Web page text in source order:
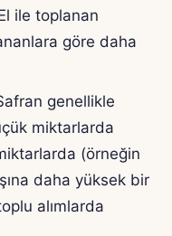
ile toplanan
göre daha
genellikle
miktarlarda
(örneğin
daha yüksek bir
alımlarda